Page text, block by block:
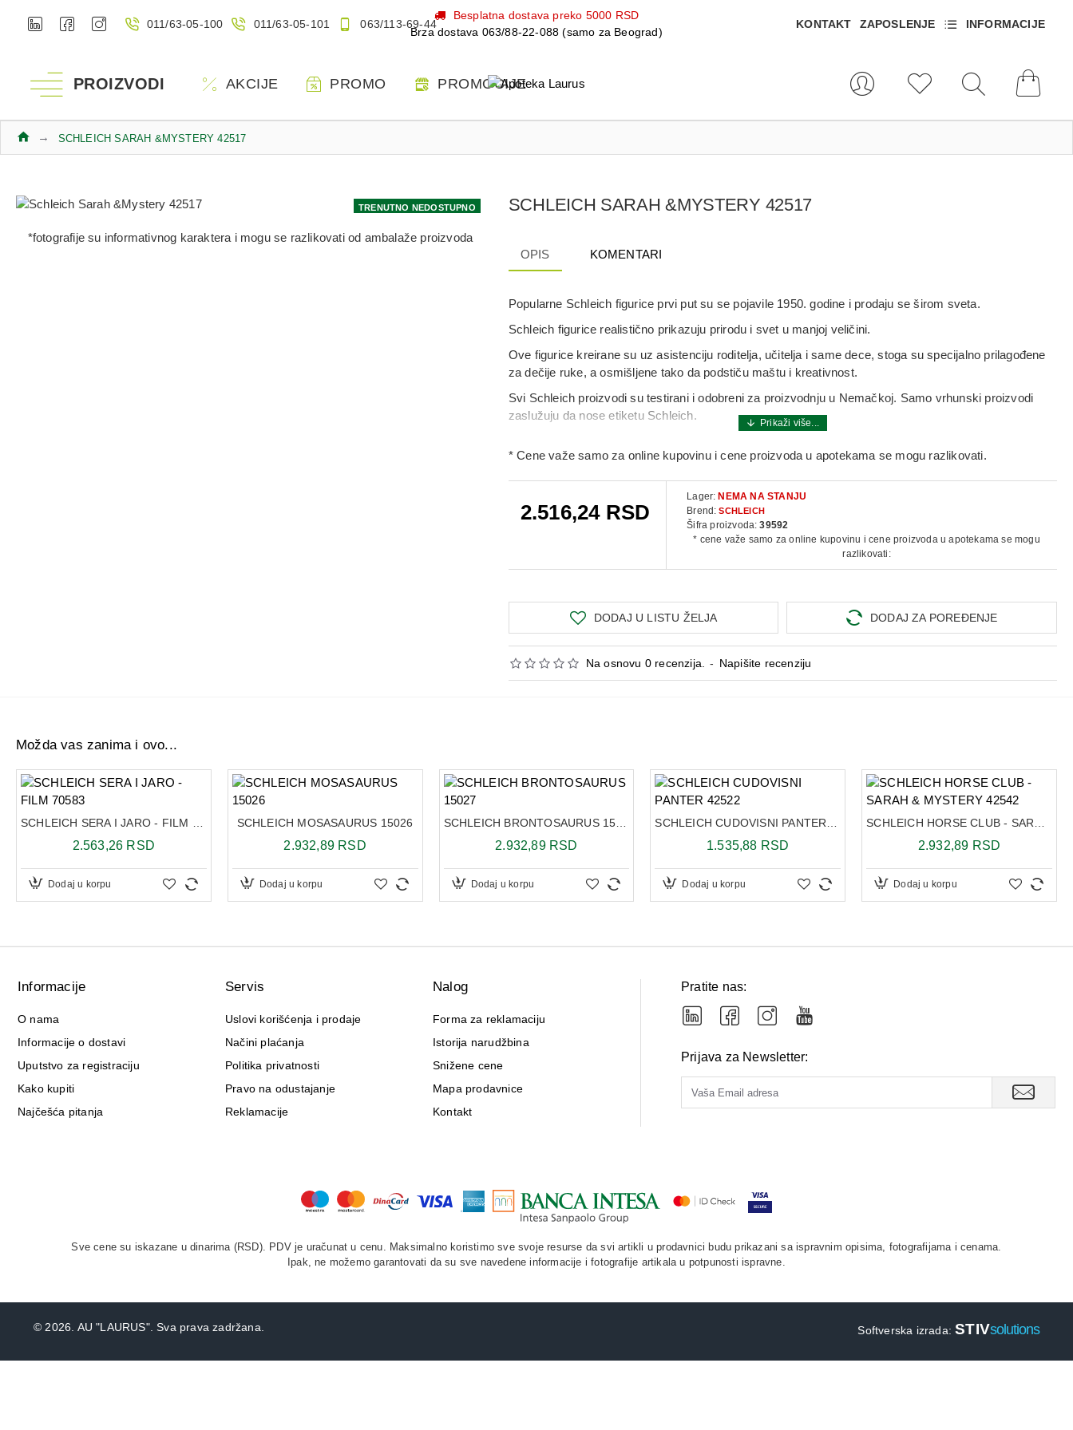
011/63-05-100 011/63-05-101 063/113-69-44
Besplatna dostava preko 5000 RSD
Brza dostava 063/88-22-088 (samo za Beograd)
KONTAKT ZAPOSLENJE INFORMACIJE
PROIZVODI AKCIJE PROMO PROMOCIJE
SCHLEICH SARAH &MYSTERY 42517
TRENUTNO NEDOSTUPNO
*fotografije su informativnog karaktera i mogu se razlikovati od ambalaže proizvoda
SCHLEICH SARAH &MYSTERY 42517
OPIS KOMENTARI
Popularne Schleich figurice prvi put su se pojavile 1950. godine i prodaju se širom sveta.
Schleich figurice realistično prikazuju prirodu i svet u manjoj veličini.
Ove figurice kreirane su uz asistenciju roditelja, učitelja i same dece, stoga su specijalno prilagođene
za dečije ruke, a osmišljene tako da podstiču maštu i kreativnost.
Svi Schleich proizvodi su testirani i odobreni za proizvodnju u Nemačkoj. Samo vrhunski proizvodi
zaslužuju da nose etiketu Schleich.
* Cene važe samo za online kupovinu i cene proizvoda u apotekama se mogu razlikovati.
Na osnovu 0 recenzija. - Napišite recenziju
2.516,24 RSD
Lager: NEMA NA STANJU
Brend: SCHLEICH
Šifra proizvoda: 39592
* cene važe samo za online kupovinu i cene proizvoda u apotekama se mogu
razlikovati:
DODAJ U LISTU ŽELJA DODAJ ZA POREĐENJE
Možda vas zanima i ovo...
SCHLEICH SERA I JARO - FILM 70583
2.563,26 RSD
Dodaj u korpu
SCHLEICH MOSASAURUS 15026
2.932,89 RSD
Dodaj u korpu
SCHLEICH BRONTOSAURUS 15027
2.932,89 RSD
Dodaj u korpu
SCHLEICH CUDOVISNI PANTER 42522
1.535,88 RSD
Dodaj u korpu
SCHLEICH HORSE CLUB - SARAH & MYSTERY 42542
2.932,89 RSD
Dodaj u korpu
Informacije
O nama
Informacije o dostavi
Uputstvo za registraciju
Kako kupiti
Najčešća pitanja
Servis
Uslovi korišćenja i prodaje
Načini plaćanja
Politika privatnosti
Pravo na odustajanje
Reklamacije
Nalog
Forma za reklamaciju
Istorija narudžbina
Snižene cene
Mapa prodavnice
Kontakt
Pratite nas:
Prijava za Newsletter:
Sve cene su iskazane u dinarima (RSD). PDV je uračunat u cenu. Maksimalno koristimo sve svoje resurse da svi artikli u prodavnici budu prikazani sa ispravnim opisima, fotografijama i cenama.
Ipak, ne možemo garantovati da su sve navedene informacije i fotografije artikala u potpunosti ispravne.
© 2026. AU "LAURUS". Sva prava zadržana. Softverska izrada:STIVsolutions